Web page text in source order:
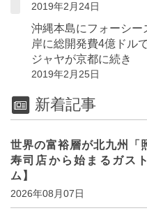
2019年2月24日
沖縄本島にフォーシ
岸に総開発費4億ドル
ジャヤが京都に続き
2019年2月25日
新着記事
世界の富裕層が北九州「
寿司店から始まるガス
ム】
2026年08月07日